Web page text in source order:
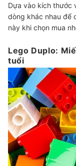
Dựa vào kích thước
dòng khác nhau để
này khi chọn mua
Lego Duplo:
tuổi